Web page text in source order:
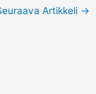
Artikkeli →